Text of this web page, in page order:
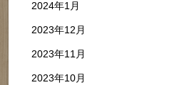
2024年1月
2023年12月
2023年11月
2023年10月